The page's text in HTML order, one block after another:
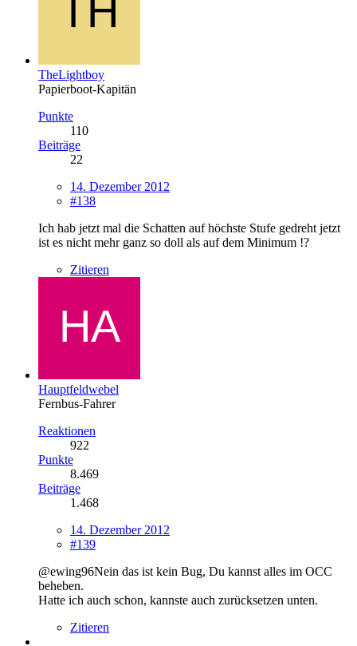
TheLightboy
Papierboot-Kapitän
Punkte
110
Beiträge
22
14. Dezember 2012
#138
Ich hab jetzt mal die Schatten auf höchste Stufe gedreht jetzt
ist es nicht mehr ganz so doll als auf dem Minimum !?
Zitieren
Hauptfeldwebel
Fernbus-Fahrer
Reaktionen
922
Punkte
8.469
Beiträge
1.468
14. Dezember 2012
#139
@ewing96Nein das ist kein Bug, Du kannst alles im OCC
beheben.
Hatte ich auch schon, kannste auch zurücksetzen unten.
Zitieren